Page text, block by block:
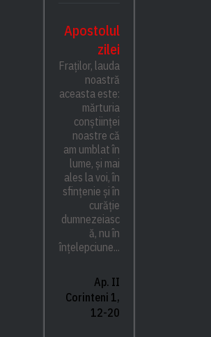
Apostolul
zilei
Fraților, lauda
noastră
aceasta este:
mărturia
conștiinței
noastre că
am umblat în
lume, și mai
ales la voi, în
sfințenie și în
curăție
dumnezeiasc
ă, nu în
înțelepciune...
Ap. II
Corinteni 1,
12-20